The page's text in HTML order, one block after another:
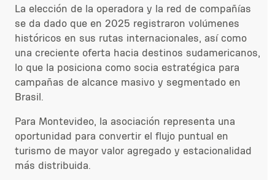
La elección de la operadora y la red de compañías
se da dado que en 2025 registraron volúmenes
históricos en sus rutas internacionales, así como
una creciente oferta hacia destinos sudamericanos,
lo que la posiciona como socia estratégica para
campañas de alcance masivo y segmentado en
Brasil.
Para Montevideo, la asociación representa una
oportunidad para convertir el flujo puntual en
turismo de mayor valor agregado y estacionalidad
más distribuida.